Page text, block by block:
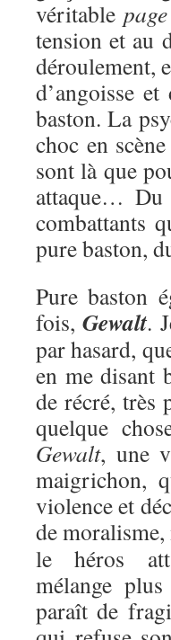
véritable
tension et au
déroulement,
d’angoisse
baston. La
choc en
sont là que
attaque… Du
combattants
pure baston,
Pure baston
fois,Gewalt.
par hasard,
en me disant
de récré, très
quelque
Gewalt, une
maigrichon,
violence et
de
le héros
mélange
paraît de